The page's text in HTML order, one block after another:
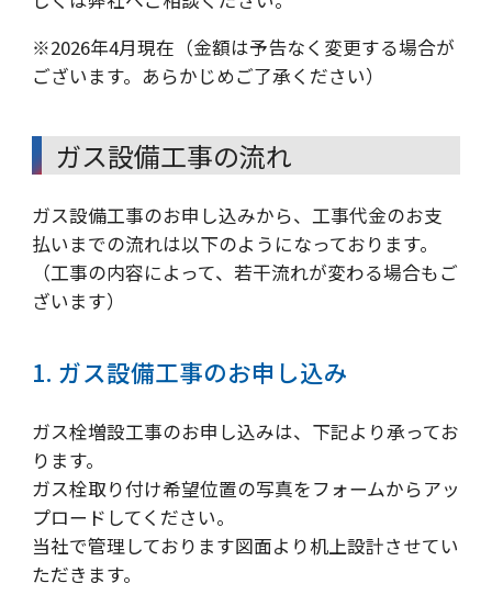
※2026年4月現在（金額は予告なく変更する場合が
ございます。あらかじめご了承ください）
ガス設備工事の流れ
ガス設備工事のお申し込みから、工事代金のお支
払いまでの流れは以下のようになっております。
（工事の内容によって、若干流れが変わる場合もご
ざいます）
1. ガス設備工事のお申し込み
ガス栓増設工事のお申し込みは、下記より承ってお
ります。
ガス栓取り付け希望位置の写真をフォームからアッ
プロードしてください。
当社で管理しております図面より机上設計させてい
ただきます。